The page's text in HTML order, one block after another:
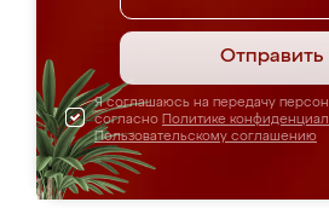
Отправить
Я соглашаюсь на передачу
согласно Политике
Пользовательскому соглашению